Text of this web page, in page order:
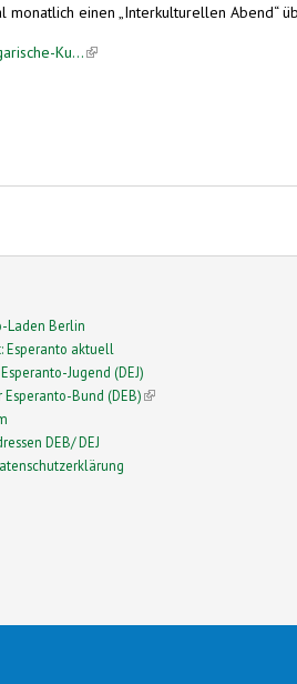
einen „Interkulturellen Abend“
Ku...(link is external)
Laden Berlin
Esperanto aktuell
Jugend (DEJ)
Esperanto-Bund (DEB)(link is external)
DEB/ DEJ